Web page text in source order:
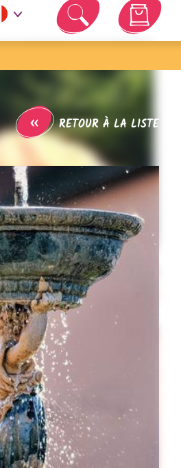
Votre panier est vide
« RETOUR À LA LISTE